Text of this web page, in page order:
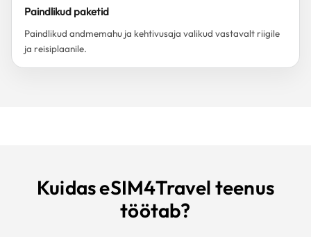
Paindlikud paketid
Paindlikud andmemahu ja kehtivusaja valikud vastavalt riigile
ja reisiplaanile.
Kuidas eSIM4Travel teenus
töötab?